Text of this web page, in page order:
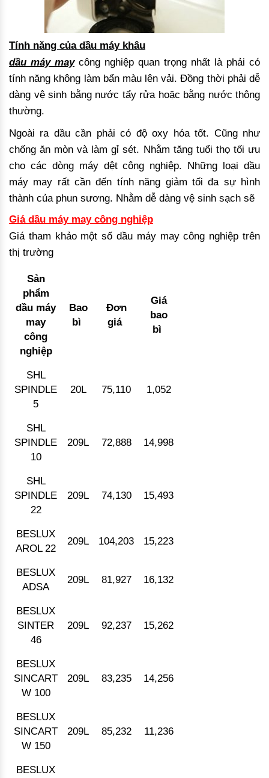
Tính năng của dầu máy khâu
dầu máy maycông nghiệp quan trọng nhất là phải có
tính năng không làm bẩn màu lên vải. Đồng thời phải dễ
dàng vệ sinh bằng nước tẩy rửa hoặc bằng nước thông
thường.
Ngoài ra dầu cần phải có độ oxy hóa tốt. Cũng như
chống ăn mòn và làm gỉ sét. Nhằm tăng tuổi thọ tối ưu
cho các dòng máy dệt công nghiệp. Những loại dầu
máy may rất cần đến tính năng giảm tối đa sự hình
thành của phun sương. Nhằm dễ dàng vệ sinh sạch sẽ
Giá dầu máy may công nghiệp
Giá tham khảo một số dầu máy may công nghiệp trên
thị trường
Sản
phẩm
dầu máy
may
công
nghiệp
Bao
bì
Đơn
giá
Giá
bao
bì
SHL
SPINDLE
5
20L 75,110 1,052
SHL
SPINDLE
10
209L 72,888 14,998
SHL
SPINDLE
22
209L 74,130 15,493
BESLUX
AROL 22
209L 104,203 15,223
BESLUX
ADSA
209L 81,927 16,132
BESLUX
SINTER
46
209L 92,237 15,262
BESLUX
SINCART
W 100
209L 83,235 14,256
BESLUX
SINCART
W 150
209L 85,232 11,236
BESLUX